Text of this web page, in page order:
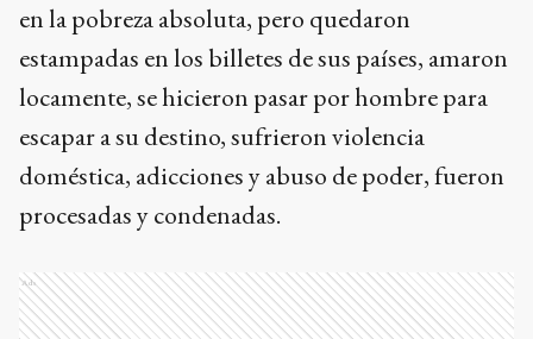
en la pobreza absoluta, pero quedaron
estampadas en los billetes de sus países, amaron
locamente, se hicieron pasar por hombre para
escapar a su destino, sufrieron violencia
doméstica, adicciones y abuso de poder, fueron
procesadas y condenadas.
Ads